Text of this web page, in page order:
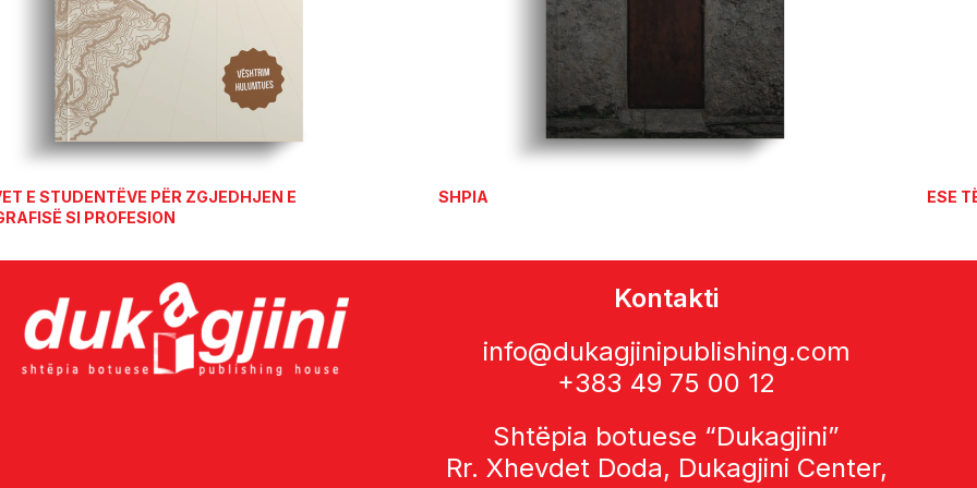
ESE TË ZGJEDHURA
Kontakti
info@dukagjinipublishing.com
+383 49 75 00 12
Shtëpia botuese “Dukagjini”
Rr. Xhevdet Doda, Dukagjini Center,